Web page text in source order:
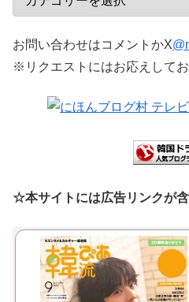
お問い合わせはコメントかX
※リクエストにはお応えしてお
☆本サイトには広告リンクが